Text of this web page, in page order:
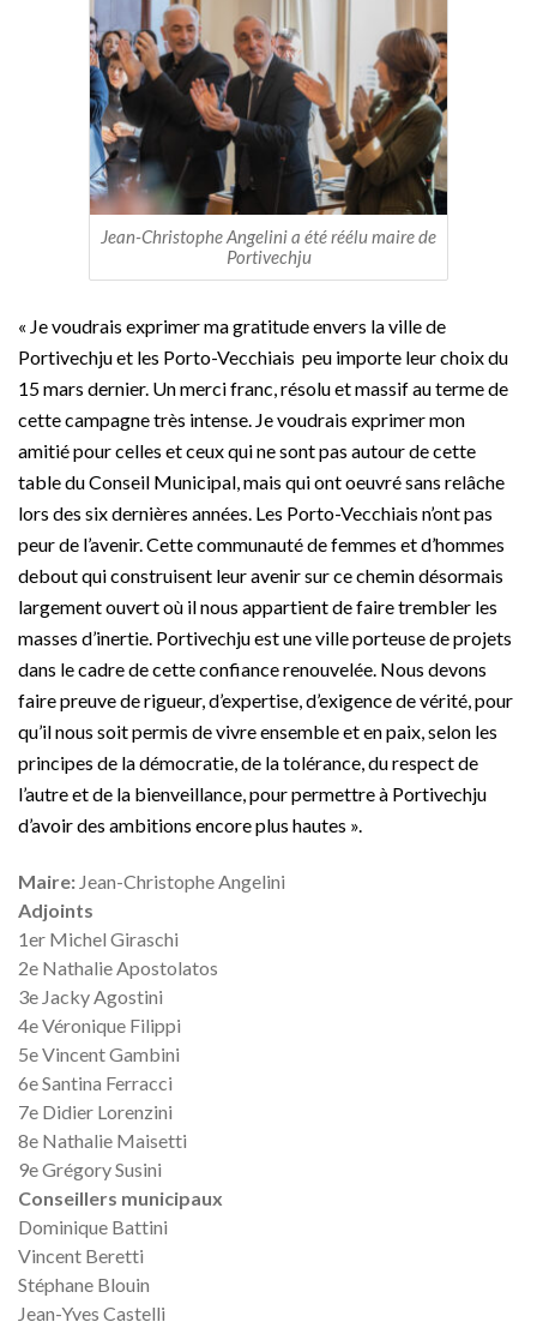
Jean-Christophe Angelini a été réélu maire de
Portivechju
« Je voudrais exprimer ma gratitude envers la ville de
Portivechju et les Porto-Vecchiais peu importe leur choix du
15 mars dernier. Un merci franc, résolu et massif au terme de
cette campagne très intense. Je voudrais exprimer mon
amitié pour celles et ceux qui ne sont pas autour de cette
table du Conseil Municipal, mais qui ont oeuvré sans relâche
lors des six dernières années. Les Porto-Vecchiais n’ont pas
peur de l’avenir. Cette communauté de femmes et d’hommes
debout qui construisent leur avenir sur ce chemin désormais
largement ouvert où il nous appartient de faire trembler les
masses d’inertie. Portivechju est une ville porteuse de projets
dans le cadre de cette confiance renouvelée. Nous devons
faire preuve de rigueur, d’expertise, d’exigence de vérité, pour
qu’il nous soit permis de vivre ensemble et en paix, selon les
principes de la démocratie, de la tolérance, du respect de
l’autre et de la bienveillance, pour permettre à Portivechju
d’avoir des ambitions encore plus hautes ».
Maire: Jean-Christophe Angelini
Adjoints
1er Michel Giraschi
2e Nathalie Apostolatos
3e Jacky Agostini
4e Véronique Filippi
5e Vincent Gambini
6e Santina Ferracci
7e Didier Lorenzini
8e Nathalie Maisetti
9e Grégory Susini
Conseillers municipaux
Dominique Battini
Vincent Beretti
Stéphane Blouin
Jean-Yves Castelli